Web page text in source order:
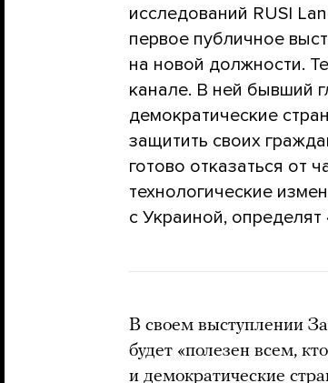
исследований RUSI
первое публичное
на новой должности.
канале. В ней бывший
демократические
защитить своих
готово отказаться от
технологические
с Украиной,
В своем выступлении
будет «полезен всем,
и демократические